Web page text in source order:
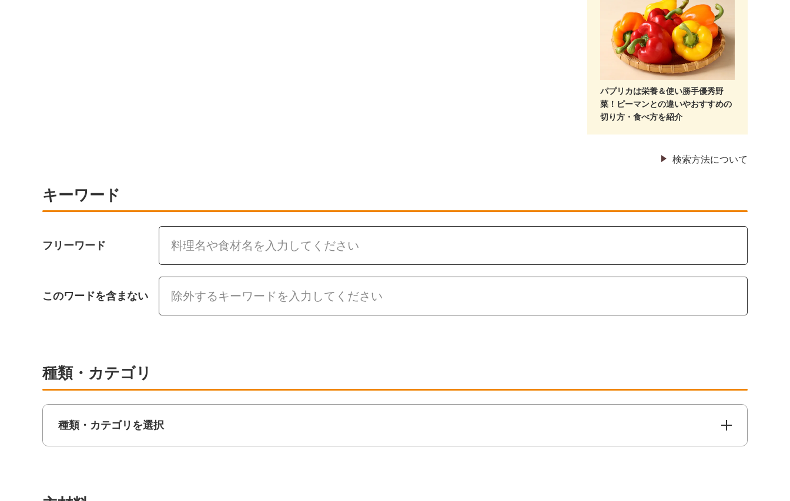
パプリカは栄養＆使い勝手優秀野
菜！ピーマンとの違いやおすすめの
切り方・食べ方を紹介
検索方法について
キーワード
フリーワード
このワードを含まない
種類・カテゴリ
種類・カテゴリを選択